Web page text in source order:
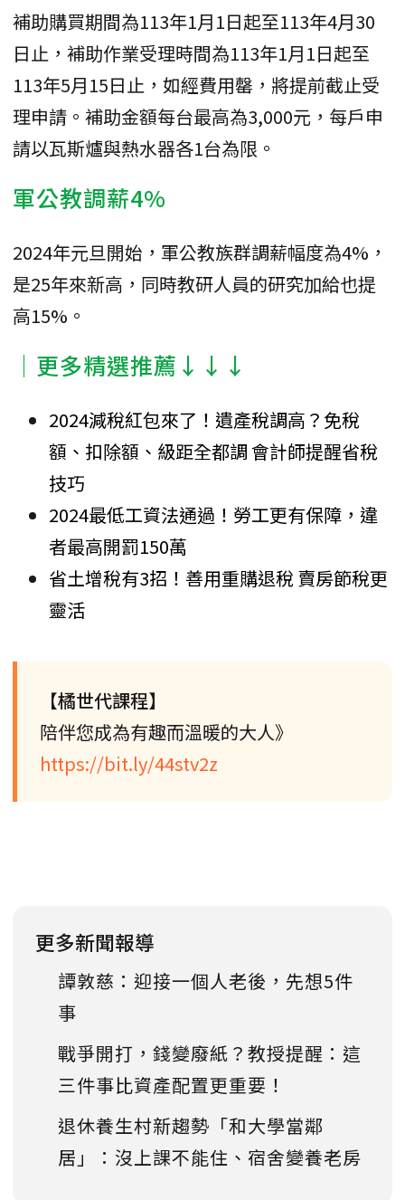
補助購買期間為113年1月1日起至113年4月30
日止，補助作業受理時間為113年1月1日起至
113年5月15日止，如經費用罄，將提前截止受
理申請。補助金額每台最高為3,000元，每戶申
請以瓦斯爐與熱水器各1台為限。
軍公教調薪4%
2024年元旦開始，軍公教族群調薪幅度為4%，
是25年來新高，同時教研人員的研究加給也提
高15%。
│更多精選推薦↓↓↓
2024減稅紅包來了！遺產稅調高？免稅
額、扣除額、級距全都調 會計師提醒省稅
技巧
2024最低工資法通過！勞工更有保障，違
者最高開罰150萬
省土增稅有3招！善用重購退稅 賣房節稅更
靈活
【橘世代課程】
陪伴您成為有趣而溫暖的大人》
https://bit.ly/44stv2z
更多新聞報導
譚敦慈：迎接一個人老後，先想5件
事
戰爭開打，錢變廢紙？教授提醒：這
三件事比資產配置更重要！
退休養生村新趨勢「和大學當鄰
居」：沒上課不能住、宿舍變養老房